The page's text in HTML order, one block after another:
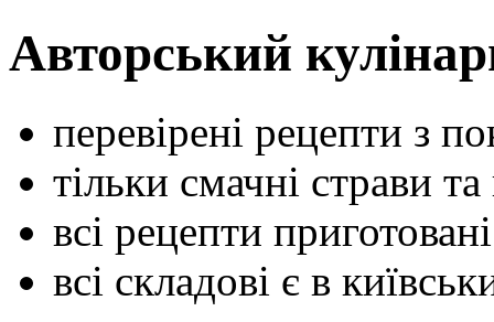
Авторський
перевірені рецепти з
тільки смачні страви та
всі рецепти
всі складові є в